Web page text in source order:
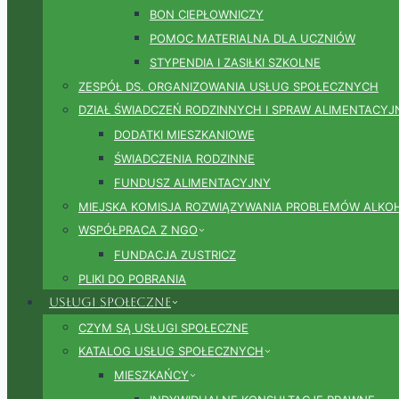
BON CIEPŁOWNICZY
POMOC MATERIALNA DLA UCZNIÓW
STYPENDIA I ZASIŁKI SZKOLNE
ZESPÓŁ DS. ORGANIZOWANIA USŁUG SPOŁECZNYCH
DZIAŁ ŚWIADCZEŃ RODZINNYCH I SPRAW
DODATKI MIESZKANIOWE
ŚWIADCZENIA RODZINNE
FUNDUSZ ALIMENTACYJNY
MIEJSKA KOMISJA ROZWIĄZYWANIA PROBLEMÓW
WSPÓŁPRACA Z NGO
FUNDACJA ZUSTRICZ
PLIKI DO POBRANIA
Usługi społeczne
CZYM SĄ USŁUGI SPOŁECZNE
KATALOG USŁUG SPOŁECZNYCH
MIESZKAŃCY